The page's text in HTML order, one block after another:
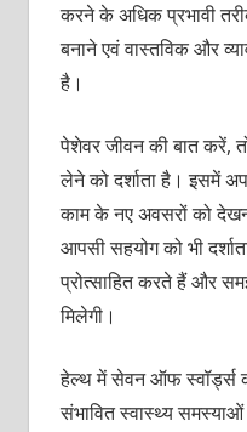
करने के अधिक प्रभावी
बनाने एवं वास्‍तविक और
है।
पेशेवर जीवन की बात करें, तो
लेने को दर्शाता है। इसमें
काम के नए अवसरों को
आपसी सहयोग को भी
प्रोत्‍साहित करते हैं और
मिलेगी।
हेल्‍थ में सेवन ऑफ स्‍वॉर्ड्स
संभावित स्‍वास्‍थ्‍य